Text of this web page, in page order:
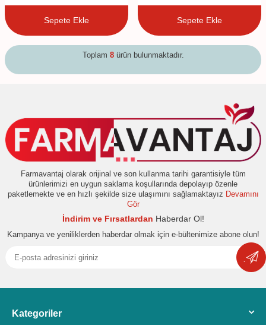
Sepete Ekle Sepete Ekle
Toplam 8ürün bulunmaktadır.
Farmavantaj olarak orijinal ve son kullanma tarihi garantisiyle tüm
ürünlerimizi en uygun saklama koşullarında depolayıp özenle
paketlemekte ve en hızlı şekilde size ulaşımını sağlamaktayız Devamını
Gör
İndirim ve Fırsatlardan Haberdar Ol!
Kampanya ve yeniliklerden haberdar olmak için e-bültenimize abone olun!
Kategoriler